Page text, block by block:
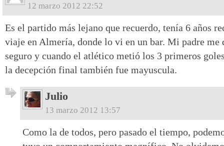
12 marzo 2012 22:52
Es el partido más lejano que recuerdo, tenía 6 años
viaje en Almería, donde lo vi en un bar. Mi padre me
seguro y cuando el atlético metió los 3 primeros
la decepción final también fue mayuscula.
Julio
13 marzo 2012 13:57
Como la de todos, pero pasado el tiempo,